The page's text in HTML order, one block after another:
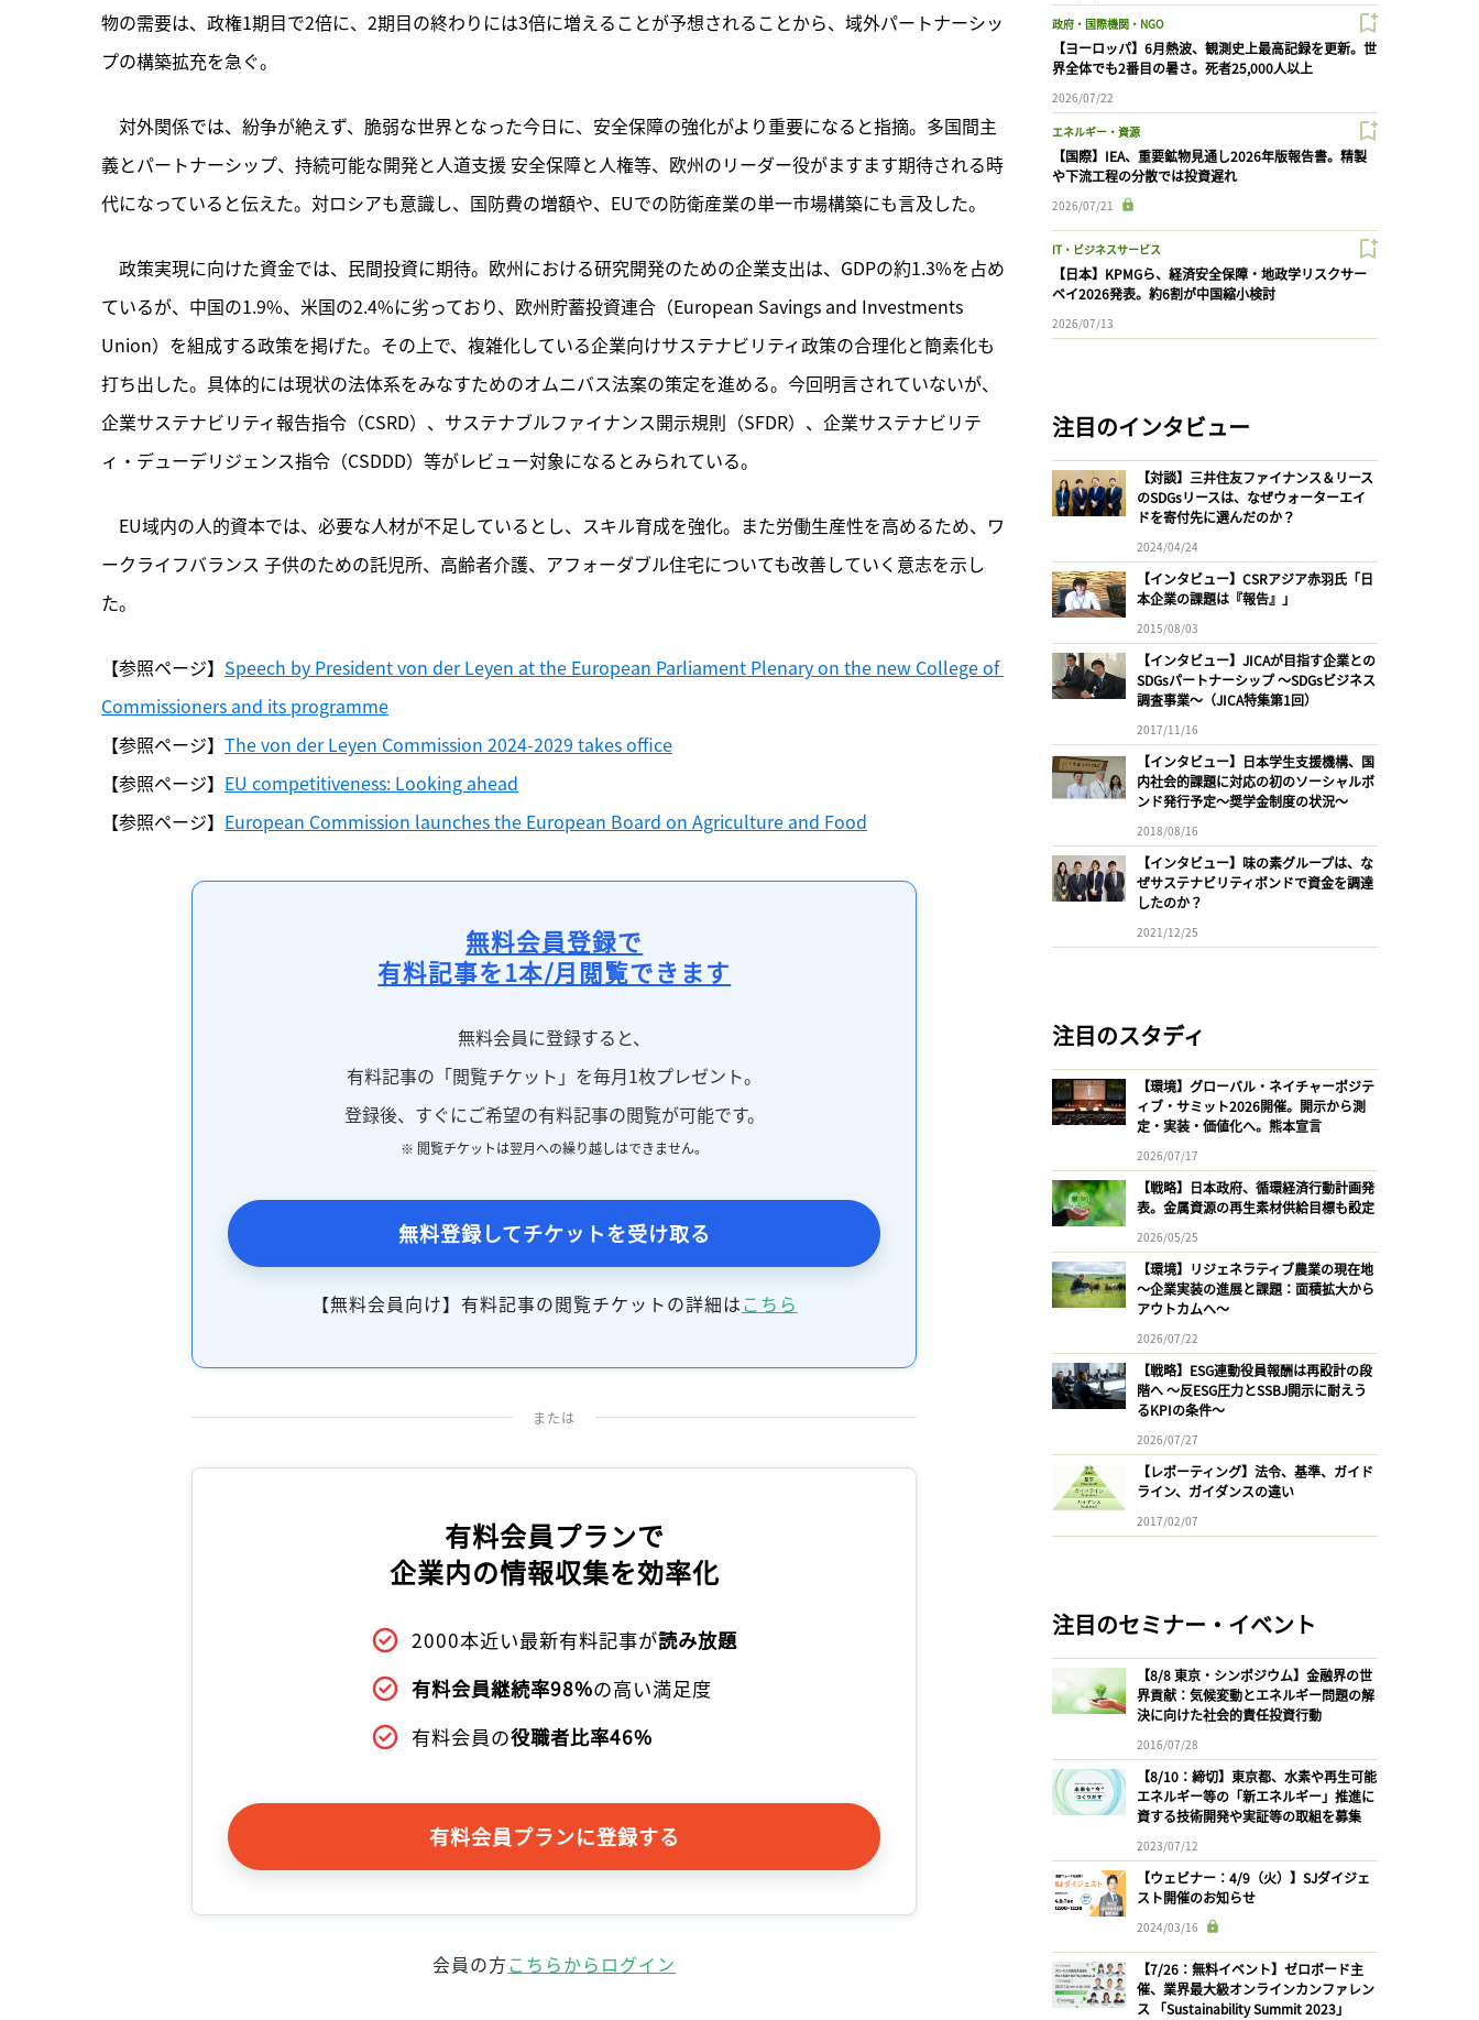
物の需要は、政権1期目で2倍に、2期目の終わりには3倍に増えることが予想されることから、域外パートナーシッ
プの構築拡充を急ぐ。
対外関係では、紛争が絶えず、脆弱な世界となった今日に、安全保障の強化がより重要になると指摘。多国間主
義とパートナーシップ、持続可能な開発と人道支援 安全保障と人権等、欧州のリーダー役がますます期待される時
代になっていると伝えた。対ロシアも意識し、国防費の増額や、EUでの防衛産業の単一市場構築にも言及した。
政策実現に向けた資金では、民間投資に期待。欧州における研究開発のための企業支出は、GDPの約1.3%を占め
ているが、中国の1.9%、米国の2.4%に劣っており、欧州貯蓄投資連合（European Savings and Investments
Union）を組成する政策を掲げた。その上で、複雑化している企業向けサステナビリティ政策の合理化と簡素化も
打ち出した。具体的には現状の法体系をみなすためのオムニバス法案の策定を進める。今回明言されていないが、
企業サステナビリティ報告指令（CSRD）、サステナブルファイナンス開示規則（SFDR）、企業サステナビリテ
ィ・デューデリジェンス指令（CSDDD）等がレビュー対象になるとみられている。
EU域内の人的資本では、必要な人材が不足しているとし、スキル育成を強化。また労働生産性を高めるため、ワ
ークライフバランス 子供のための託児所、高齢者介護、アフォーダブル住宅についても改善していく意志を示し
た。
【参照ページ】 Speech by President von der Leyen at the European Parliament Plenary on the new College of
Commissioners and its programme
【参照ページ】 The von der Leyen Commission 2024-2029 takes office
【参照ページ】 EU competitiveness: Looking ahead
【参照ページ】 European Commission launches the European Board on Agriculture and Food
無料会員登録で
有料記事を1本/月閲覧できます
無料会員に登録すると、
有料記事の「閲覧チケット」を毎月1枚プレゼント。
登録後、すぐにご希望の有料記事の閲覧が可能です。
※ 閲覧チケットは翌月への繰り越しはできません。
無料登録してチケットを受け取る
【無料会員向け】有料記事の閲覧チケットの詳細はこちら
または
有料会員プランで
企業内の情報収集を効率化
2000本近い最新有料記事が読み放題
有料会員継続率98%の高い満足度
有料会員の役職者比率46%
有料会員プランに登録する
会員の方こちらからログイン
政府・国際機関・NGO
【ヨーロッパ】6月熱波、観測史上最高記録を更新。世
界全体でも2番目の暑さ。死者25,000人以上
2026/07/22
エネルギー・資源
【国際】IEA、重要鉱物見通し2026年版報告書。精製
や下流工程の分散では投資遅れ
2026/07/21
IT・ビジネスサービス
【日本】KPMGら、経済安全保障・地政学リスクサー
ベイ2026発表。約6割が中国縮小検討
2026/07/13
注目のインタビュー
【対談】三井住友ファイナンス＆リース
のSDGsリースは、なぜウォーターエイ
ドを寄付先に選んだのか？
2024/04/24
【インタビュー】CSRアジア赤羽氏「日
本企業の課題は『報告』」
2015/08/03
【インタビュー】JICAが目指す企業との
SDGsパートナーシップ 〜SDGsビジネス
調査事業〜（JICA特集第1回）
2017/11/16
【インタビュー】日本学生支援機構、国
内社会的課題に対応の初のソーシャルボ
ンド発行予定〜奨学金制度の状況〜
2018/08/16
【インタビュー】味の素グループは、な
ぜサステナビリティボンドで資金を調達
したのか？
2021/12/25
注目のスタディ
【環境】グローバル・ネイチャーポジテ
ィブ・サミット2026開催。開示から測
定・実装・価値化へ。熊本宣言
2026/07/17
【戦略】日本政府、循環経済行動計画発
表。金属資源の再生素材供給目標も設定
2026/05/25
【環境】リジェネラティブ農業の現在地
〜企業実装の進展と課題：面積拡大から
アウトカムへ〜
2026/07/22
【戦略】ESG連動役員報酬は再設計の段
階へ 〜反ESG圧力とSSBJ開示に耐えう
るKPIの条件〜
2026/07/27
【レポーティング】法令、基準、ガイド
ライン、ガイダンスの違い
2017/02/07
注目のセミナー・イベント
【8/8 東京・シンポジウム】金融界の世
界貢献：気候変動とエネルギー問題の解
決に向けた社会的責任投資行動
2016/07/28
【8/10：締切】東京都、水素や再生可能
エネルギー等の「新エネルギー」推進に
資する技術開発や実証等の取組を募集
2023/07/12
【ウェビナー：4/9（火）】SJダイジェ
スト開催のお知らせ
2024/03/16
【7/26：無料イベント】ゼロボード主
催、業界最大級オンラインカンファレン
ス 「Sustainability Summit 2023」
記事をお気に入りに保存するには
ログイン 会員登録